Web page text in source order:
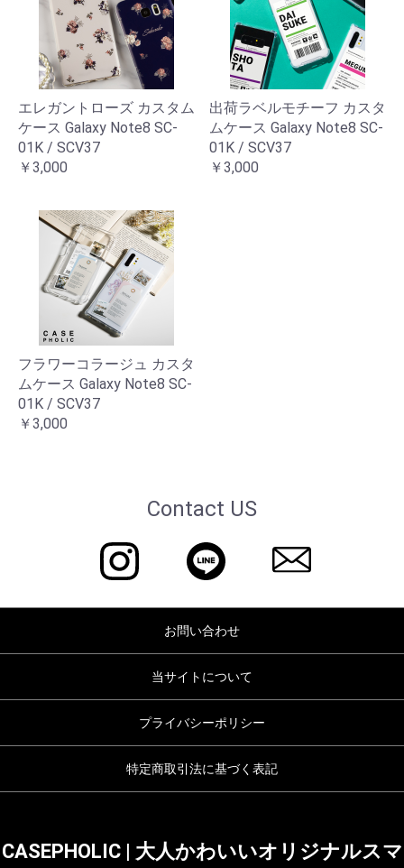
エレガントローズ カスタム
ケース Galaxy Note8 SC-
01K / SCV37
￥3,000
出荷ラベルモチーフ カスタ
ムケース Galaxy Note8 SC-
01K / SCV37
￥3,000
フラワーコラージュ カスタ
ムケース Galaxy Note8 SC-
01K / SCV37
￥3,000
Contact US
お問い合わせ
当サイトについて
プライバシーポリシー
特定商取引法に基づく表記
CASEPHOLIC | 大人かわいいオリジナルスマ